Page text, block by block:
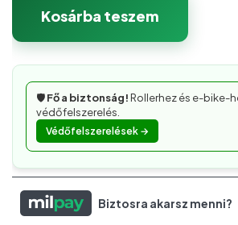
Kosárba teszem
🛡️Fő a biztonság! Rollerhez és e-bike-
védőfelszerelés.
Védőfelszerelések →
Biztosra akarsz menni?